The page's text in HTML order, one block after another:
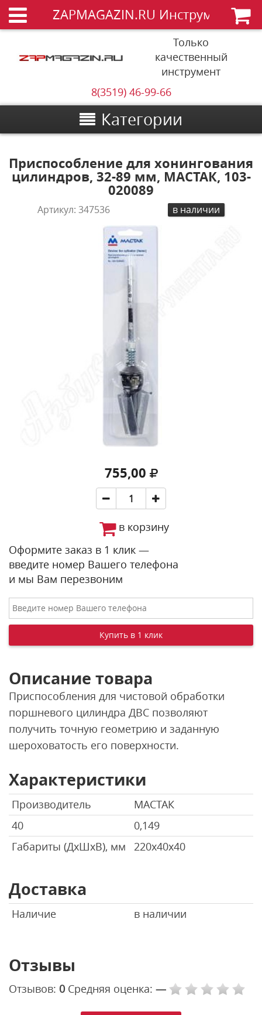
ZAPMAGAZIN.RU Инструменты
Только
качественный
инструмент
8(3519) 46-99-66
Категории
Приспособление для хонингования
цилиндров, 32-89 мм, МАСТАК, 103-
020089
Артикул:347536 в наличии
755,00
в корзину
Оформите заказ в 1 клик —
введите номер Вашего телефона
и мы Вам перезвоним
Описание товара
Приспособления для чистовой обработки
поршневого цилиндра ДВС позволяют
получить точную геометрию и заданную
шероховатость его поверхности.
Характеристики
Производитель
МАСТАК
40
0,149
Габариты (ДхШхВ), мм
220х40х40
Доставка
Наличие в наличии
Отзывы
Отзывов: 0 Средняя оценка: —